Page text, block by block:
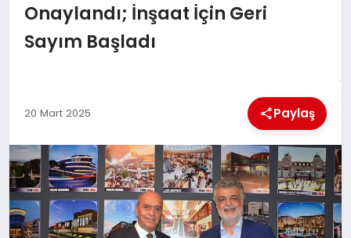
TEKNOLOJI
GENEL
EKONOMI
YEREL HABERLER
Onaylandı; İnşaat İçin Geri
Sayım Başladı
20 Mart 2025 Paylaş